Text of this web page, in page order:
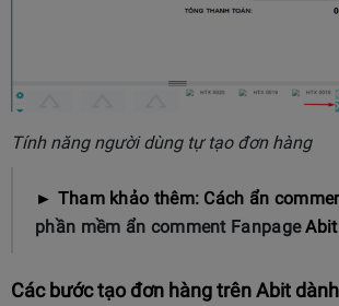
Tính năng người dùng tự tạo đơn hàng
► Tham khảo thêm: Cách ẩn
phần mềm ẩn comment FanpageAbit
Các bước tạo đơn hàng trên Abit